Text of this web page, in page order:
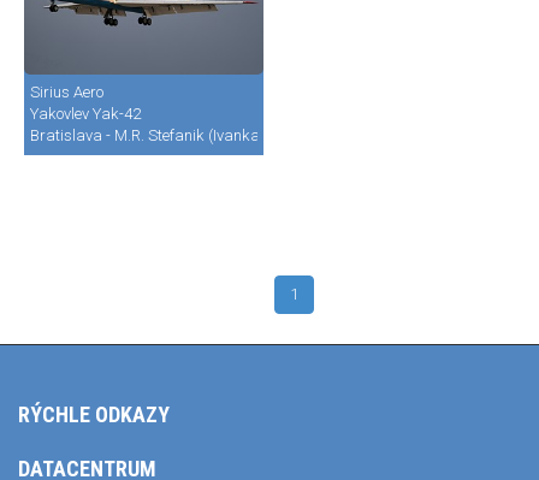
Sirius Aero
Yakovlev Yak-42
Bratislava - M.R. Stefanik (Ivanka) (BTS / LZIB)
1
RÝCHLE ODKAZY
DATACENTRUM